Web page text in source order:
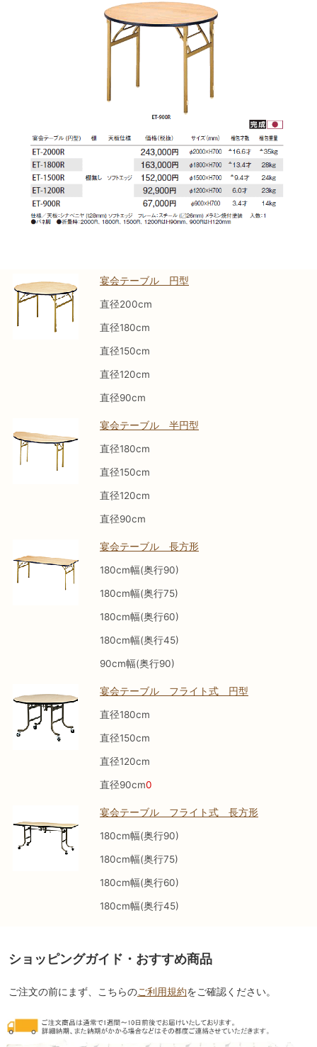
宴会テーブル 円型
直径200cm
直径180cm
直径150cm
直径120cm
直径90cm
宴会テーブル 半円型
直径180cm
直径150cm
直径120cm
直径90cm
宴会テーブル 長方形
180cm幅(奥行90)
180cm幅(奥行75)
180cm幅(奥行60)
180cm幅(奥行45)
90cm幅(奥行90)
宴会テーブル フライト式 円型
直径180cm
直径150cm
直径120cm
直径90cm0
宴会テーブル フライト式 長方形
180cm幅(奥行90)
180cm幅(奥行75)
180cm幅(奥行60)
180cm幅(奥行45)
ショッピングガイド・おすすめ商品
ご注文の前にまず、こちらのご利用規約をご確認ください。